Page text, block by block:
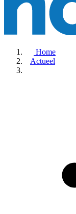
Home
Actueel